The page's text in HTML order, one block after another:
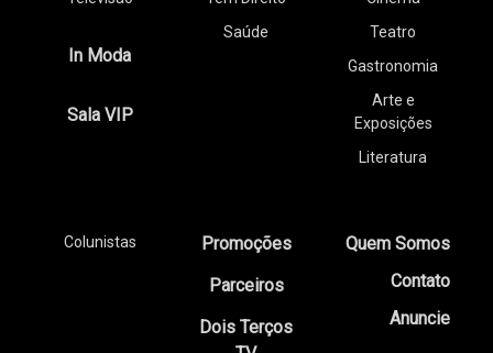
In Moda
Sala VIP
Saúde
Teatro
Gastronomia
Arte e
Exposições
Literatura
Colunistas
Promoções
Parceiros
Dois Terços
Quem Somos
Contato
Anuncie